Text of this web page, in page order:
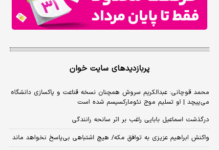
پربازدیدهای سایت خوان
محمد قوچانی: عبدالکریم سروش همچنان نسخه قناعت و پاکسازی دانشگاه
می‌پیچد | او تسلیم موج نئومارکسیسم شده است
درگذشت اسماعیل بابایی راغب بر اثر سانحه رانندگی
واکنش ابراهیم عزیزی به توافق مکه/ هیچ اشتباهی بی‌پاسخ نخواهد ماند